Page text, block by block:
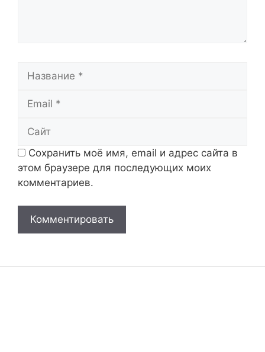
Название
Email
Сайт
Сохранить моё имя, email и адрес сайта в
этом браузере для последующих моих
комментариев.